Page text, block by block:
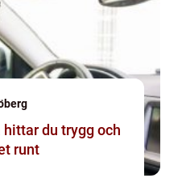
du trygg och
runt